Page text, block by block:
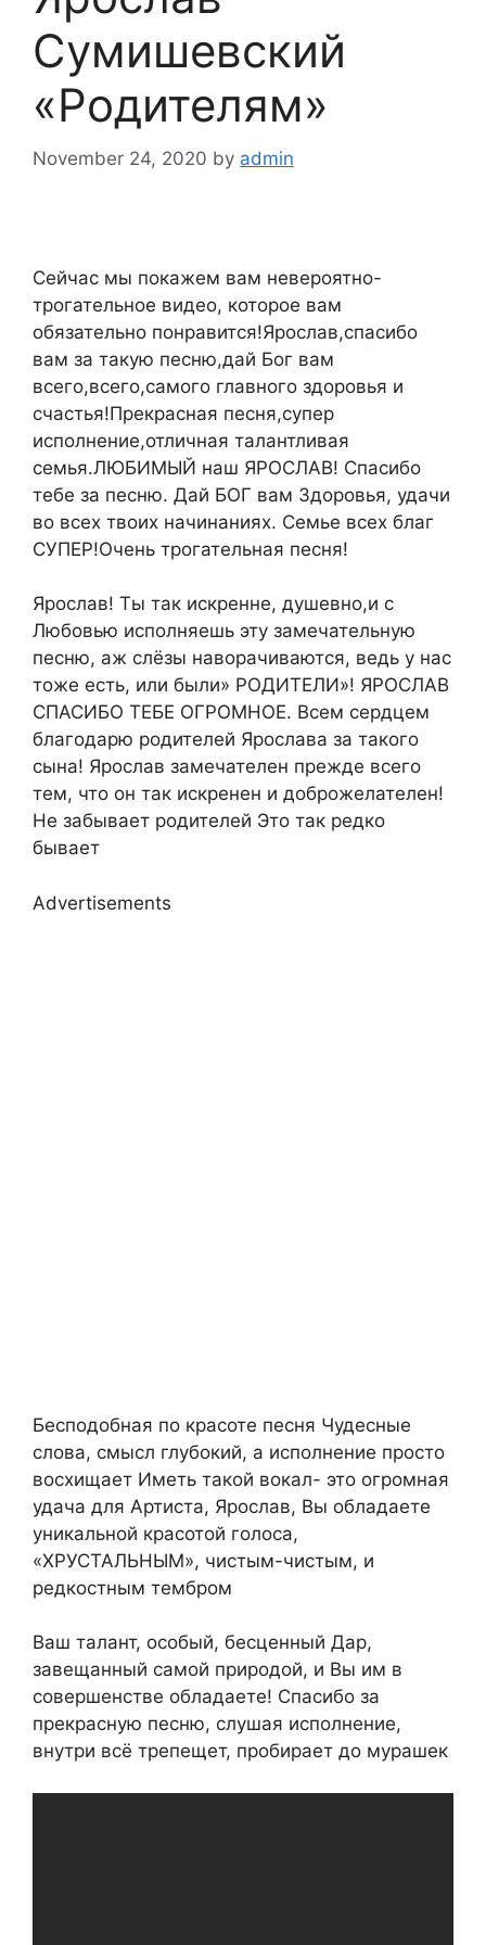
Сумишевский
«Родителям»
November 24, 2020 by admin
Сейчас мы покажем вам невероятно-
трогательное видео, которое вам
обязательно понравится!Ярослав,спасибо
вам за такую песню,дай Бог вам
всего,всего,самого главного здоровья и
счастья!Прекрасная песня,супер
исполнение,отличная талантливая
семья.ЛЮБИМЫЙ наш ЯРОСЛАВ! Спасибо
тебе за песню. Дай БОГ вам Здоровья, удачи
во всех твоих начинаниях. Семье всех благ
СУПЕР!Очень трогательная песня!
Ярослав! Ты так искренне, душевно,и с
Любовью исполняешь эту замечательную
песню, аж слёзы наворачиваются, ведь у нас
тоже есть, или были» РОДИТЕЛИ»! ЯРОСЛАВ
СПАСИБО ТЕБЕ ОГРОМНОЕ. Всем сердцем
благодарю родителей Ярослава за такого
сына! Ярослав замечателен прежде всего
тем, что он так искренен и доброжелателен!
Не забывает родителей Это так редко
бывает
Advertisements
Бесподобная по красоте песня Чудесные
слова, смысл глубокий, а исполнение просто
восхищает Иметь такой вокал- это огромная
удача для Артиста, Ярослав, Вы обладаете
уникальной красотой голоса,
«ХРУСТАЛЬНЫМ», чистым-чистым, и
редкостным тембром
Ваш талант, особый, бесценный Дар,
завещанный самой природой, и Вы им в
совершенстве обладаете! Спасибо за
прекрасную песню, слушая исполнение,
внутри всё трепещет, пробирает до мурашек